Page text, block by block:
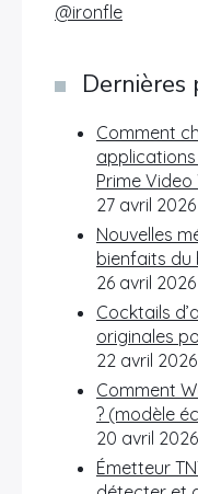
@ironfle
Dernières
Comment
applications
Prime Video
27 avril 2026
Nouvelles
bienfaits
26 avril 2026
Cocktails
originales
22 avril 2026
Comment
? (modèle
20 avril 2026
Émetteur